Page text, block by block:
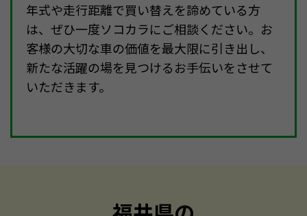
年式や走行距離で買い替えを諦めている方
は、ぜひ一度ソコカラにご相談ください。お
客様の大切な車の価値を最大限に引き出し、
新たな活躍の場を見つけるお手伝いをさせて
いただきます。